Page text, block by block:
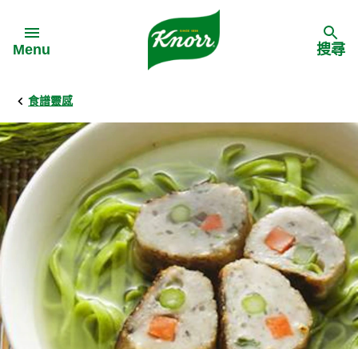
Menu
Back
食譜靈感
料理食材
料理方式
季節節慶
多國料理
Back
家樂牌產品
家樂牌純鮮雞粉
家樂牌雞粉
家樂牌鮮菇粉
家樂牌濃湯寶
Back
主頁
背景
甚麼是愛環境食材
愛環境食材名單
愛環境食材食譜
搜尋
食譜靈感